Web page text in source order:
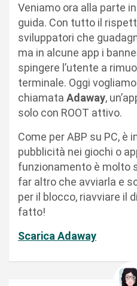
Veniamo ora alla parte
guida. Con tutto il
sviluppatori che
ma in alcune app i
spingere l’utente a
terminale. Oggi
chiamata Adaway,
solo con ROOT attivo.
Come per ABP su PC, è
pubblicità nei giochi o
funzionamento è molto
far altro che avviarla e
per il blocco, riavviare il
fatto!
Scarica Adaway